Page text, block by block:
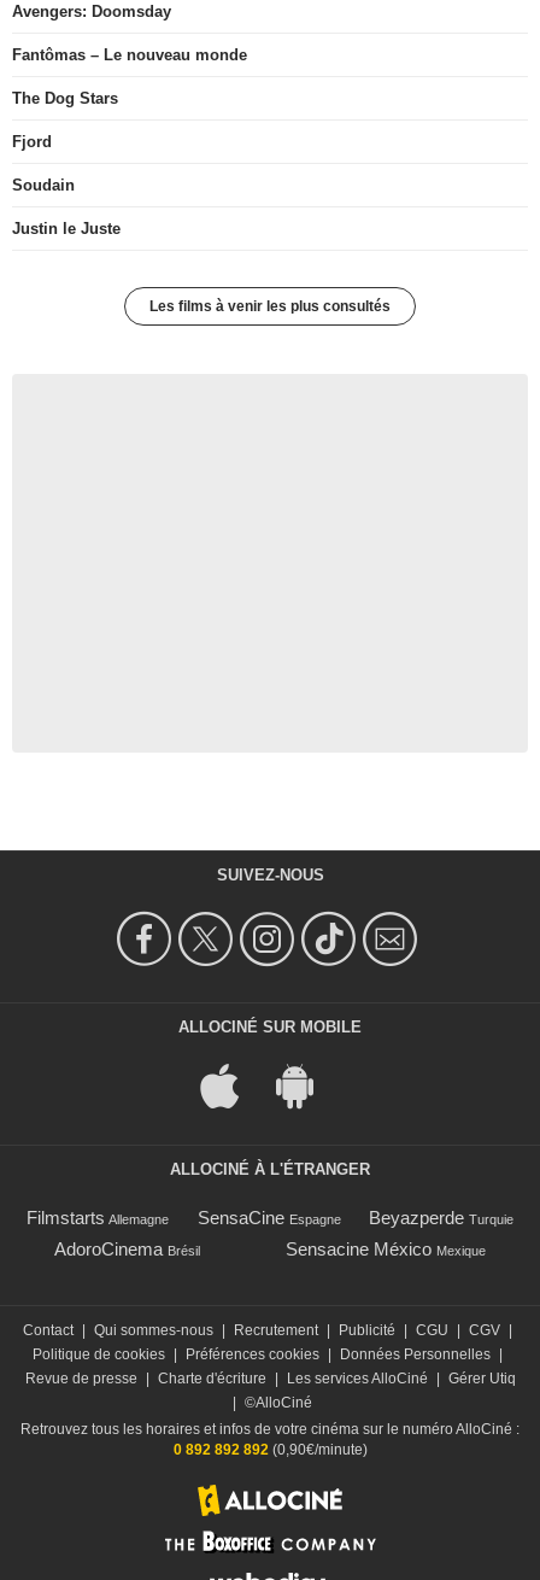
Avengers: Doomsday
Fantômas – Le nouveau monde
The Dog Stars
Fjord
Soudain
Justin le Juste
Les films à venir les plus consultés
SUIVEZ-NOUS
ALLOCINÉ SUR MOBILE
ALLOCINÉ À L'ÉTRANGER
Filmstarts Allemagne SensaCine Espagne Beyazperde Turquie
AdoroCinema Brésil Sensacine México Mexique
Contact | Qui sommes-nous | Recrutement | Publicité | CGU | CGV |
Politique de cookies | Préférences cookies | Données Personnelles |
Revue de presse
| Charte d'écriture | Les services AlloCiné | Gérer Utiq
| ©AlloCiné
Retrouvez tous les horaires et infos de votre cinéma sur le numéro AlloCiné :
0 892 892 892(0,90€/minute)